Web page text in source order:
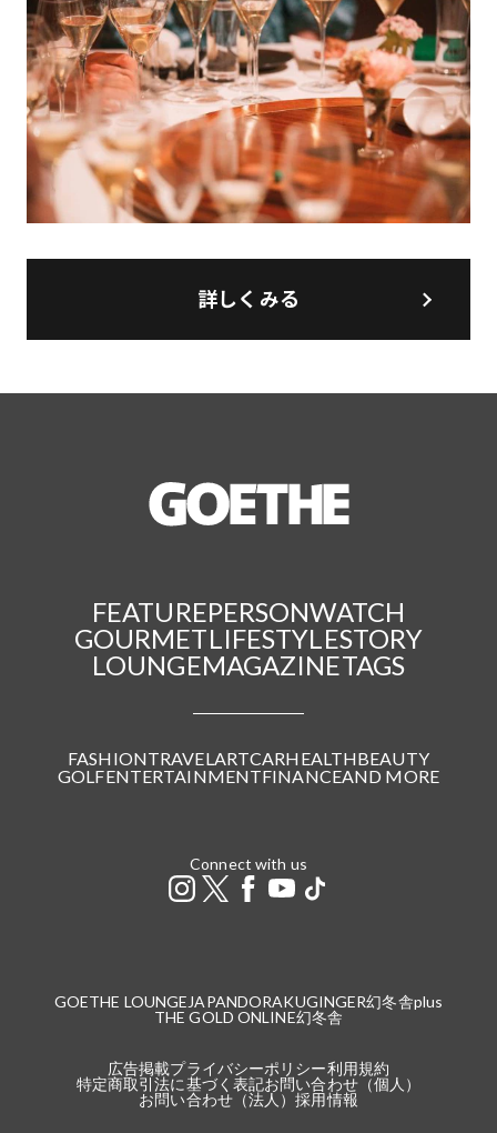
詳しくみる
FEATUREPERSONWATCH
GOURMETLIFESTYLESTORY
LOUNGEMAGAZINETAGS
FASHIONTRAVELARTCARHEALTHBEAUTY
GOLFENTERTAINMENTFINANCEAND MORE
Connect with us
GOETHE LOUNGE JAPANDORAKUGINGER幻冬舎plus
THE GOLD ONLINE幻冬舎
広告掲載プライバシーポリシー利用規約
特定商取引法に基づく表記お問い合わせ（個人）
お問い合わせ（法人）採用情報